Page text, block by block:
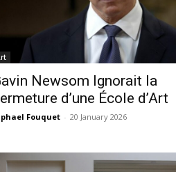
Newsom Ignorait la
d’une École d’Art
Fouquet - 20 January 2026